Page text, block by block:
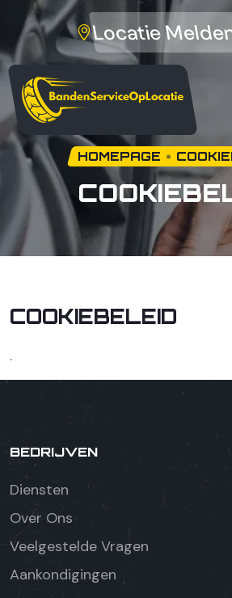
Locatie
HOMEPAGE
COOKIEBELEID
.
BEDRIJVEN
Diensten
Over Ons
Veelgestelde Vragen
Aankondigingen